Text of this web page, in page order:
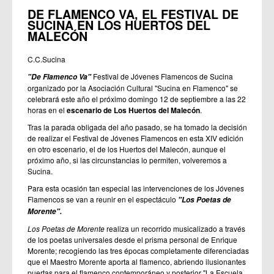
DE FLAMENCO VA, EL FESTIVAL DE
SUCINA EN LOS HUERTOS DEL
MALECÓN
C.C.Sucina
"De Flamenco Va"Festival de Jóvenes Flamencos de Sucina
organizado por la Asociación Cultural "Sucina en Flamenco" se
celebrará este año el próximo domingo 12 de septiembre a las 22
horas en el escenario de Los Huertos del Malecón.
Tras la parada obligada del año pasado, se ha tomado la decisión
de realizar el Festival de Jóvenes Flamencos en esta XIV edición
en otro escenario, el de los Huertos del Malecón, aunque el
próximo año, si las circunstancias lo permiten, volveremos a
Sucina.
Para esta ocasión tan especial las intervenciones de los Jóvenes
Flamencos se van a reunir en el espectáculo "Los Poetas de
Morente".
Los Poetas de Morenterealiza un recorrido musicalizado a través
de los poetas universales desde el prisma personal de Enrique
Morente; recogiendo las tres épocas completamente diferenciadas
que el Maestro Morente aporta al flamenco, abriendo ilusionantes